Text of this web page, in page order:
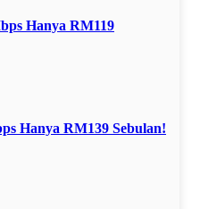
Hanya RM119
Hanya RM139 Sebulan!